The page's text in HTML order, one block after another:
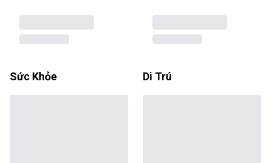
Sức Khỏe Di Trú